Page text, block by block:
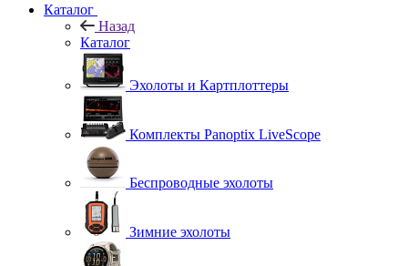
Каталог
Назад
Каталог
Эхолоты и Картплоттеры
Комплекты Panoptix LiveScope
Беспроводные эхолоты
Зимние эхолоты